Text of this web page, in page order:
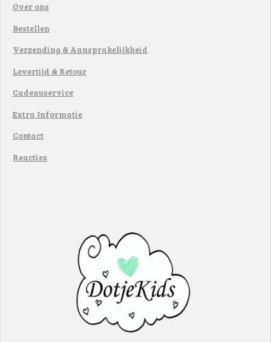
Over ons
Bestellen
Verzending & Aansprakelijkheid
Levertijd & Retour
Cadeauservice
Extra Informatie
Contact
Reacties